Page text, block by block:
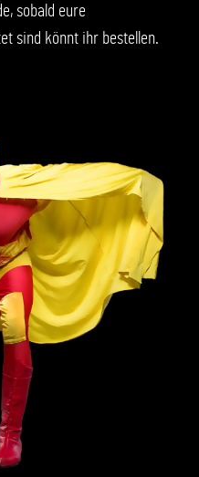
sobald eure
sind könnt ihr bestellen.